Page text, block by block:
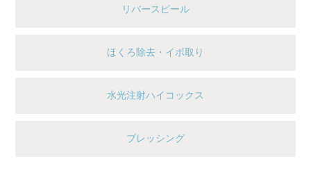
リバースピール
ほくろ除去・イボ取り
水光注射ハイコックス
ブレッシング